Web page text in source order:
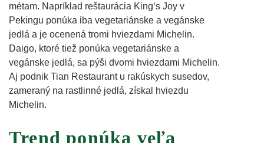
métam. Napríklad reštaurácia King‘s Joy v
Pekingu ponúka iba vegetariánske a vegánske
jedlá a je ocenená tromi hviezdami Michelin.
Daigo, ktoré tiež ponúka vegetariánske a
vegánske jedlá, sa pýši dvomi hviezdami Michelin.
Aj podnik Tian Restaurant u rakúskych susedov,
zameraný na rastlinné jedlá, získal hviezdu
Michelin.
Trend ponúka veľa